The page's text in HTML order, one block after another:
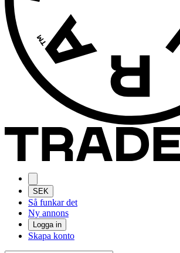
SEK
Så funkar det
Ny annons
Logga in
Skapa konto